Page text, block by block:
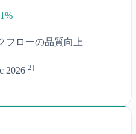
フローの品質向上
2026[2]